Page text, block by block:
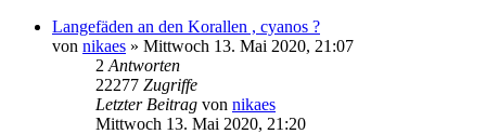
Langefäden an den Korallen , cyanos ?
von nikaes » Mittwoch 13. Mai 2020, 21:07
2 Antworten
22277 Zugriffe
Letzter Beitrag von nikaes
Mittwoch 13. Mai 2020, 21:20